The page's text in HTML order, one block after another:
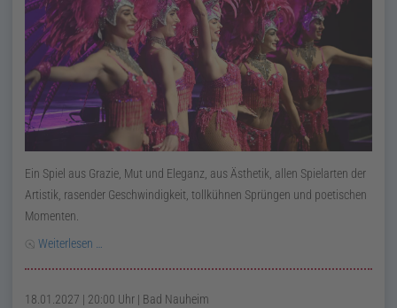
Ein Spiel aus Grazie, Mut und Eleganz, aus Ästhetik, allen Spielarten der
Artistik, rasender Geschwindigkeit, tollkühnen Sprüngen und poetischen
Momenten.
Weiterlesen …
18.01.2027 | 20:00 Uhr | Bad Nauheim